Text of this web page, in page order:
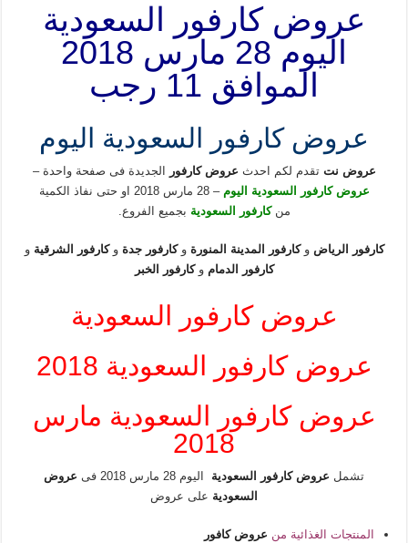
عروض كارفور السعودية
اليوم 28 مارس 2018
الموافق 11 رجب
عروض كارفور السعودية اليوم
عروض نتتقدم لكم احدث عروض كارفور
الجديدة فى صفحة واحدة –
عروض كارفور السعودية اليوم
– 28 مارس 2018 او حتى نفاذ الكمية
من كارفور السعودية بجميع الفروع.
كارفور الرياض وكارفور المدينة المنورة و كارفور جدةو كارفور الشرقيةو
كارفور الدمامو كارفور الخبر
عروض كارفور السعودية
عروض كارفور السعودية 2018
عروض كارفور السعودية مارس
2018
تشمل عروض كارفور السعودية اليوم 28 مارس 2018 فى
عروض
السعوديةعلى عروض
المنتجات الغذائية من عروض كافور